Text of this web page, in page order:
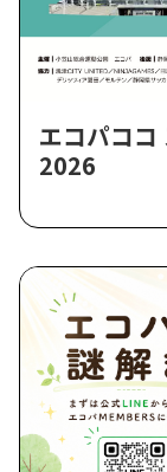
エコパココ
2026